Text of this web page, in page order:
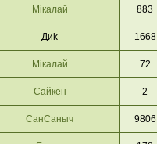
Мікалай 883
Диk 1668
Мікалай 72
Сайкен 2
СанСаныч 9806